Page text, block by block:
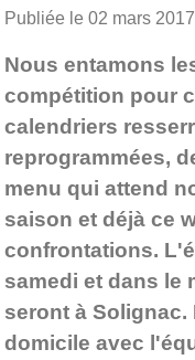
Publiée le 02 mars 2017
Nous entamons
compétition pour
calendriers
reprogrammées,
menu qui attend
saison et déjà ce
confrontations.
samedi et dans le
seront à Solignac.
domicile avec